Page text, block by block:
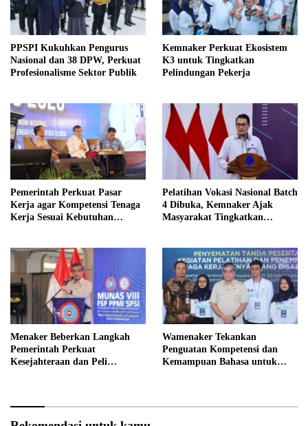
PPSPI Kukuhkan Pengurus
Nasional dan 38 DPW, Perkuat
Profesionalisme Sektor Publik
Kemnaker Perkuat Ekosistem
K3 untuk Tingkatkan
Pelindungan Pekerja
Pemerintah Perkuat Pasar
Kerja agar Kompetensi Tenaga
Kerja Sesuai Kebutuhan
Pelatihan Vokasi Nasional Batch
4 Dibuka, Kemnaker Ajak
Masyarakat Tingkatkan
Menaker Beberkan Langkah
Pemerintah Perkuat
Kesejahteraan dan Peli
Wamenaker Tekankan
Penguatan Kompetensi dan
Kemampuan Bahasa untuk